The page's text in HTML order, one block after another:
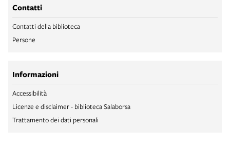
Contatti
Contatti della biblioteca
Persone
Informazioni
Accessibilità
Licenze e disclaimer - biblioteca Salaborsa
Trattamento dei dati personali